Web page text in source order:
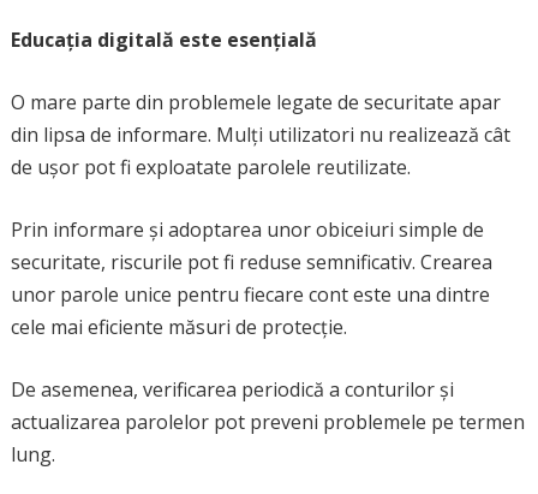
Educația digitală este esențială
O mare parte din problemele legate de securitate apar
din lipsa de informare. Mulți utilizatori nu realizează cât
de ușor pot fi exploatate parolele reutilizate.
Prin informare și adoptarea unor obiceiuri simple de
securitate, riscurile pot fi reduse semnificativ. Crearea
unor parole unice pentru fiecare cont este una dintre
cele mai eficiente măsuri de protecție.
De asemenea, verificarea periodică a conturilor și
actualizarea parolelor pot preveni problemele pe termen
lung.